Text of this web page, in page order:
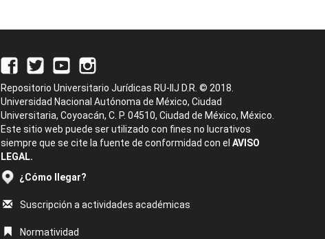
Repositorio Universitario Jurídicas RU-IIJ D.R. © 2018.
Universidad Nacional Autónoma de México, Ciudad
Universitaria, Coyoacán, C. P. 04510, Ciudad de México, México.
Este sitio web puede ser utilizado con fines no lucrativos
siempre que se cite la fuente de conformidad con el AVISO
LEGAL.
¿Cómo llegar?
Suscripción a actividades académicas
Normatividad